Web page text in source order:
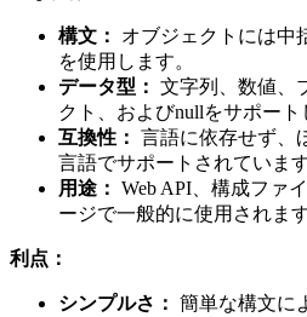
構文： オブジェクトには中
を使用します。
データ型： 文字列、数値、
クト、およびnullをサポート
互換性： 言語に依存せず、
言語でサポートされています
用途： Web API、構成ファ
ージで一般的に使用されます
利点：
シンプルさ： 簡単な構文に